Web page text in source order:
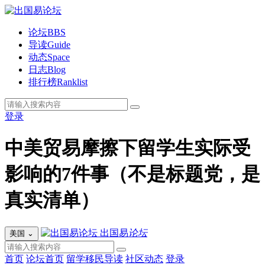
论坛BBS
导读Guide
动态Space
日志Blog
排行榜Ranklist
登录
中美贸易摩擦下留学生实际受
影响的7件事（不是标题党，是
真实清单）
美国 ⌄ 出国易论坛
首页 论坛首页 留学移民导读 社区动态 登录